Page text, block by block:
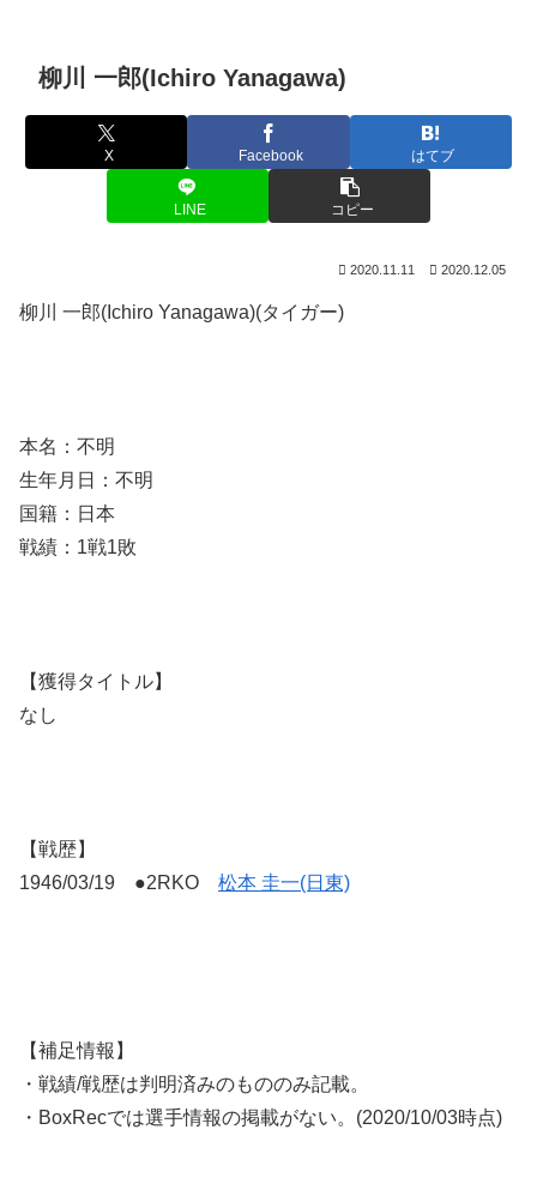
柳川 一郎(Ichiro Yanagawa)
X Facebook はてブ
LINE コピー
2020.11.11 2020.12.05
柳川 一郎(Ichiro Yanagawa)(タイガー)
本名：不明
生年月日：不明
国籍：日本
戦績：1戦1敗
【獲得タイトル】
なし
【戦歴】
1946/03/19 ●2RKO 松本 圭一(日東)
【補足情報】
・戦績/戦歴は判明済みのもののみ記載。
・BoxRecでは選手情報の掲載がない。(2020/10/03時点)